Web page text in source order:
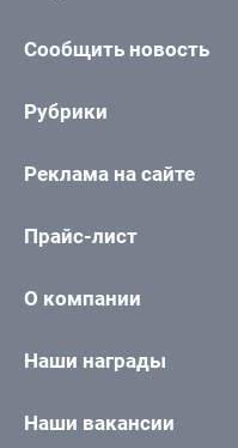
Сообщить новость
Рубрики
Реклама на сайте
Прайс-лист
О компании
Наши награды
Наши вакансии